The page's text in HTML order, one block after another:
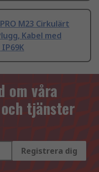
M23 Cirkulärt
Kabel med
om våra
tjänster
Registrera dig